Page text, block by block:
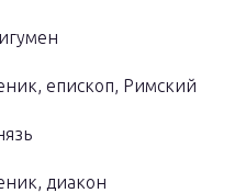
епископ, Римский
диакон